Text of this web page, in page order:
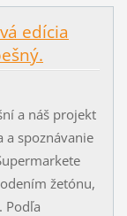
edícia
a náš projekt
a spoznávanie
žetónu,
Podľa